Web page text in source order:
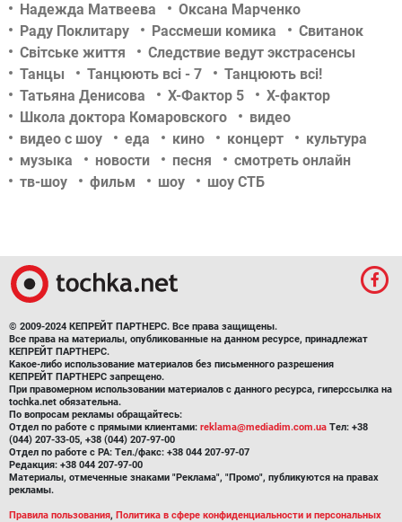
Надежда Матвеева
Оксана Марченко
Раду Поклитару
Рассмеши комика
Свитанок
Світське життя
Следствие ведут экстрасенсы
Танцы
Танцюють всі - 7
Танцюють всі!
Татьяна Денисова
Х-Фактор 5
Х-фактор
Школа доктора Комаровского
видео
видео с шоу
еда кино концерт
культура
музыка
новости песня
смотреть онлайн
тв-шоу
фильм шоу шоу СТБ
© 2009-2024 КЕПРЕЙТ ПАРТНЕРС. Все права защищены.
Все права на материалы, опубликованные на данном ресурсе, принадлежат
КЕПРЕЙТ ПАРТНЕРС.
Какое-либо использование материалов без письменного разрешения
КЕПРЕЙТ ПАРТНЕРС запрещено.
При правомерном использовании материалов с данного ресурса, гиперссылка на
tochka.net обязательна.
По вопросам рекламы обращайтесь:
Отдел по работе с прямыми клиентами: reklama@mediadim.com.ua Тел: +38
(044) 207-33-05, +38 (044) 207-97-00
Отдел по работе с РА: Тел./факс: +38 044 207-97-07
Редакция: +38 044 207-97-00
Материалы, отмеченные знаками "Реклама", "Промо", публикуются на правах
рекламы.
Правила пользования, Политика в сфере конфиденциальности и персональных